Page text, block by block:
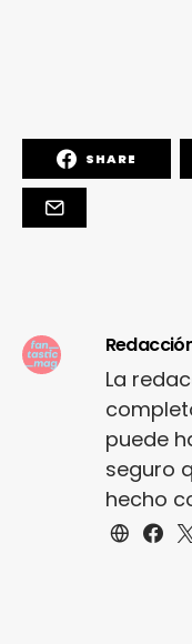
SHARE
La
puede
seguro
hecho